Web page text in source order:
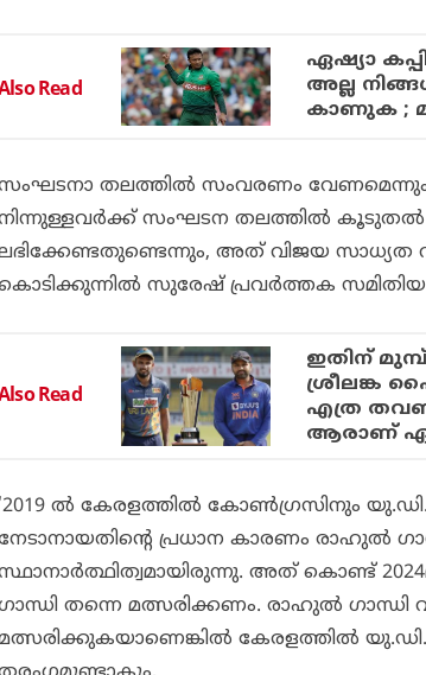
Read
ഏഷ്യാ
അല്ല
കാണുക ;
തലത്തില്‍ സംവരണം വേണമെന്നും
സംഘടന തലത്തില്‍
അത് വിജയ സാധ്യത
സുരേഷ് പ്രവര്‍ത്തക
Read
ഇതിന് മുമ്പ്
ശ്രീലങ്ക
എത്ര തവണ
ആരാണ്
ല്‍ കേരളത്തില്‍ കോണ്‍ഗ്രസിനും
പ്രധാന കാരണം രാഹുല്‍
അത് കൊണ്ട്
തന്നെ മത്സരിക്കണം. രാഹുല്‍ ഗാന്ധി
കേരളത്തില്‍